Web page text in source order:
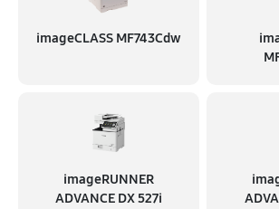
imageCLASS MF743Cdw
imageRUNNER
ADVANCE DX 527i